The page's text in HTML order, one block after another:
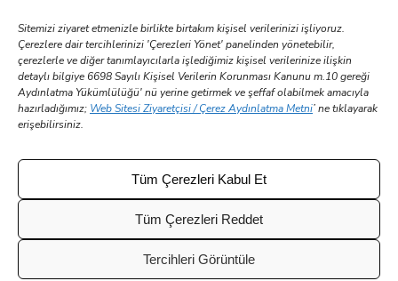
Sitemizi ziyaret etmenizle birlikte birtakım kişisel verilerinizi işliyoruz.
Çerezlere dair tercihlerinizi 'Çerezleri Yönet' panelinden yönetebilir,
çerezlerle ve diğer tanımlayıcılarla işlediğimiz kişisel verilerinize ilişkin
detaylı bilgiye 6698 Sayılı Kişisel Verilerin Korunması Kanunu m.10 gereği
Aydınlatma Yükümlülüğü' nü yerine getirmek ve şeffaf olabilmek amacıyla
hazırladığımız; Web Sitesi Ziyaretçisi / Çerez Aydınlatma Metni’ ne tıklayarak
erişebilirsiniz.
Tüm Çerezleri Kabul Et
Tüm Çerezleri Reddet
Tercihleri Görüntüle
Ümraniye – İstanbul / Türkiye
Tel: +90 (216) 575 60 70
E-posta:
info@pargesoft.com
Trakya Teknopark Ofisi
Trakya Üniversitesi Ayşe Kadın Yerleşkesi
Merkez – Edirne / Türkiye
E-posta:info@pargesoft.com